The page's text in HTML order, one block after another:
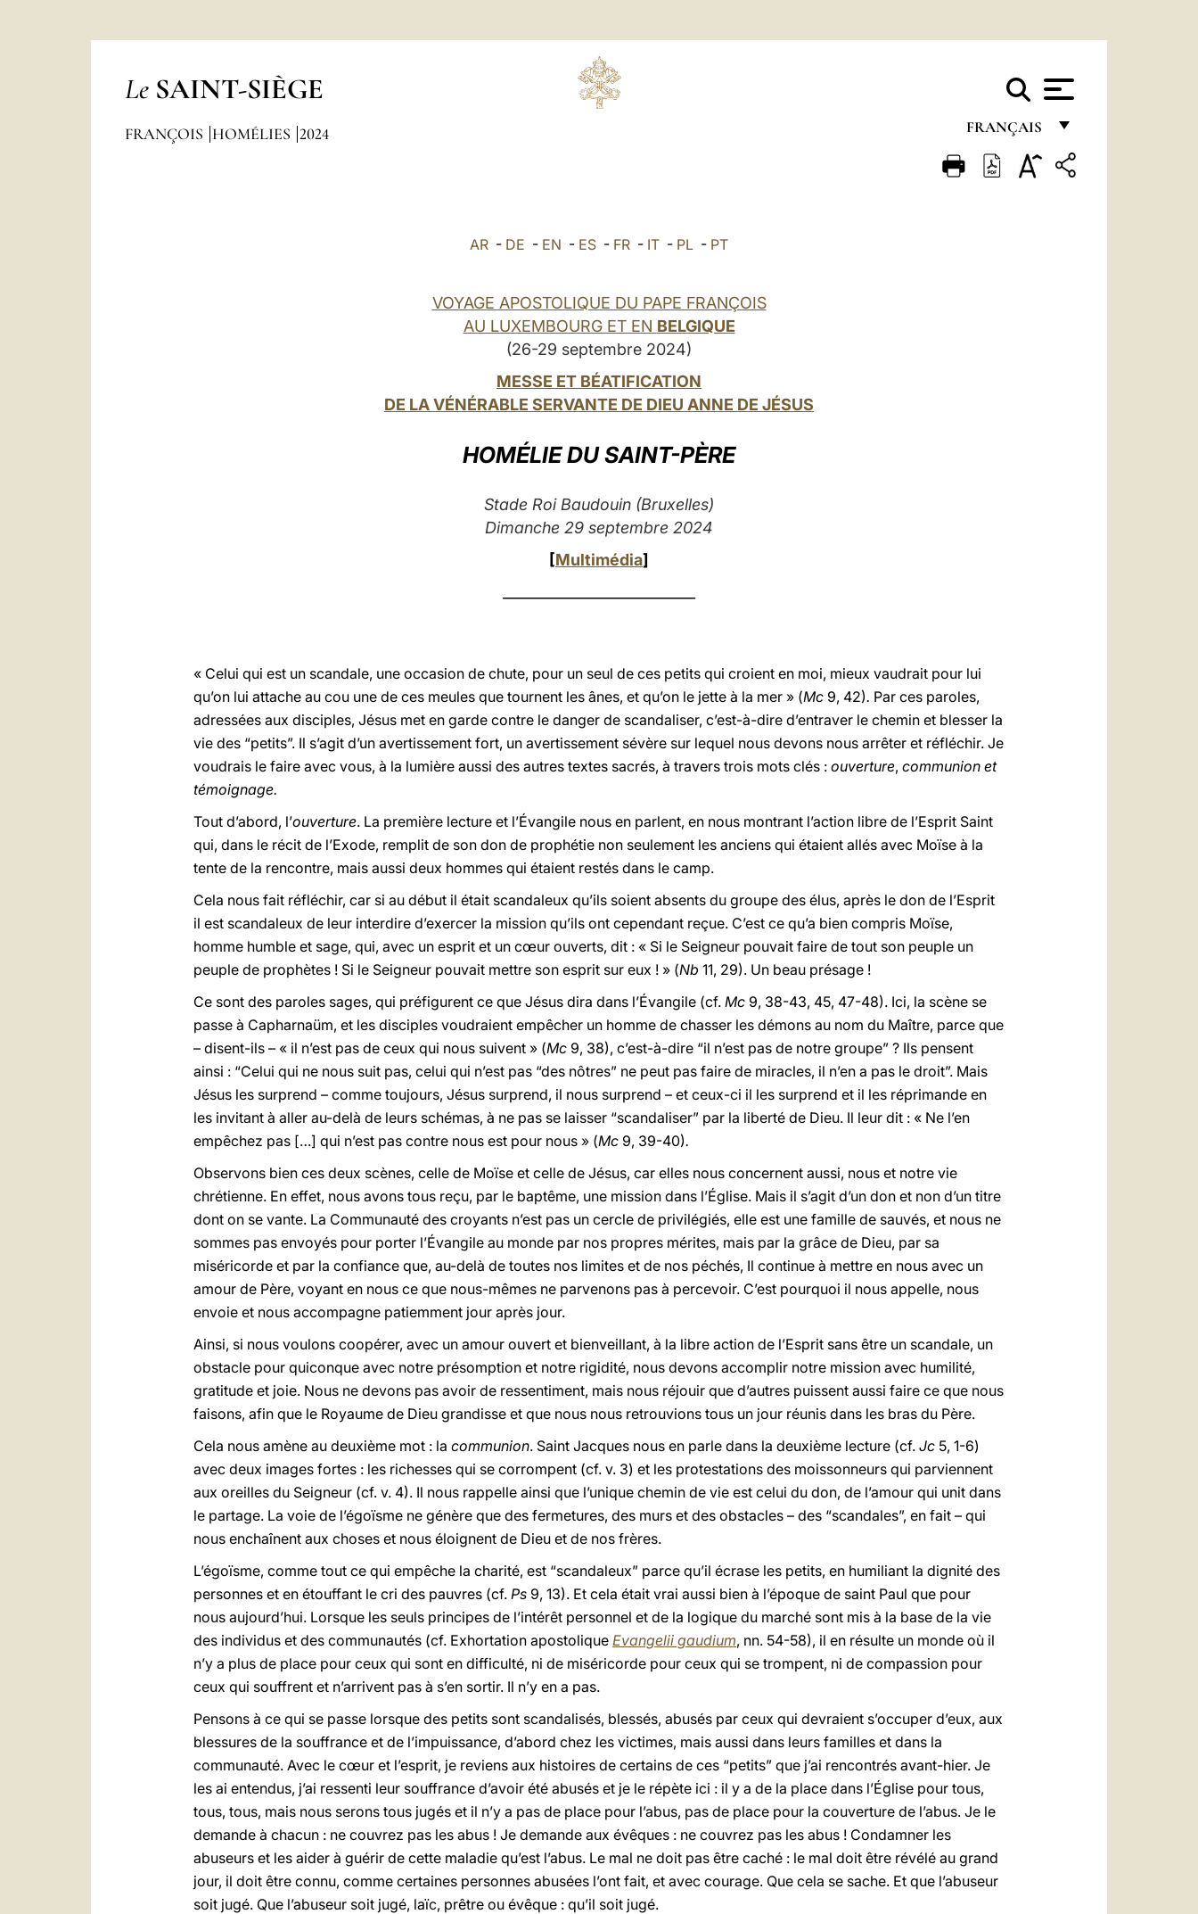
Le SAINT-SIÈGE
FRANÇAIS
FRANÇAIS
FRANÇOIS HOMÉLIES 2024
AR - DE - EN - ES - FR - IT - PL - PT
VOYAGE APOSTOLIQUE DU PAPE FRANÇOIS
AU LUXEMBOURG ET EN BELGIQUE
(26-29 septembre 2024)
MESSE ET BÉATIFICATION
DE LA VÉNÉRABLE SERVANTE DE DIEU ANNE DE JÉSUS
HOMÉLIE DU SAINT-PÈRE
Stade Roi Baudouin (Bruxelles)
Dimanche 29 septembre 2024
[Multimédia]
« Celui qui est un scandale, une occasion de chute, pour un seul de ces petits qui croient en moi, mieux vaudrait pour lui
qu’on lui attache au cou une de ces meules que tournent les ânes, et qu’on le jette à la mer » (Mc 9, 42). Par ces paroles,
adressées aux disciples, Jésus met en garde contre le danger de scandaliser, c’est-à-dire d’entraver le chemin et blesser la
vie des “petits”. Il s’agit d’un avertissement fort, un avertissement sévère sur lequel nous devons nous arrêter et réfléchir. Je
voudrais le faire avec vous, à la lumière aussi des autres textes sacrés, à travers trois mots clés : ouverture, communion et
témoignage.
Tout d’abord, l’ouverture. La première lecture et l’Évangile nous en parlent, en nous montrant l’action libre de l’Esprit Saint
qui, dans le récit de l’Exode, remplit de son don de prophétie non seulement les anciens qui étaient allés avec Moïse à la
tente de la rencontre, mais aussi deux hommes qui étaient restés dans le camp.
Cela nous fait réfléchir, car si au début il était scandaleux qu’ils soient absents du groupe des élus, après le don de l’Esprit
il est scandaleux de leur interdire d’exercer la mission qu’ils ont cependant reçue. C’est ce qu’a bien compris Moïse,
homme humble et sage, qui, avec un esprit et un cœur ouverts, dit : « Si le Seigneur pouvait faire de tout son peuple un
peuple de prophètes ! Si le Seigneur pouvait mettre son esprit sur eux ! » (Nb 11, 29). Un beau présage !
Ce sont des paroles sages, qui préfigurent ce que Jésus dira dans l’Évangile (cf. Mc 9, 38-43, 45, 47-48). Ici, la scène se
passe à Capharnaüm, et les disciples voudraient empêcher un homme de chasser les démons au nom du Maître, parce que
– disent-ils – « il n’est pas de ceux qui nous suivent » (Mc 9, 38), c’est-à-dire “il n’est pas de notre groupe” ? Ils pensent
ainsi : “Celui qui ne nous suit pas, celui qui n’est pas “des nôtres” ne peut pas faire de miracles, il n’en a pas le droit”. Mais
Jésus les surprend – comme toujours, Jésus surprend, il nous surprend – et ceux-ci il les surprend et il les réprimande en
les invitant à aller au-delà de leurs schémas, à ne pas se laisser “scandaliser” par la liberté de Dieu. Il leur dit : « Ne l’en
empêchez pas […] qui n’est pas contre nous est pour nous » (Mc 9, 39-40).
Observons bien ces deux scènes, celle de Moïse et celle de Jésus, car elles nous concernent aussi, nous et notre vie
chrétienne. En effet, nous avons tous reçu, par le baptême, une mission dans l’Église. Mais il s’agit d’un don et non d’un titre
dont on se vante. La Communauté des croyants n’est pas un cercle de privilégiés, elle est une famille de sauvés, et nous ne
sommes pas envoyés pour porter l’Évangile au monde par nos propres mérites, mais par la grâce de Dieu, par sa
miséricorde et par la confiance que, au-delà de toutes nos limites et de nos péchés, Il continue à mettre en nous avec un
amour de Père, voyant en nous ce que nous-mêmes ne parvenons pas à percevoir. C’est pourquoi il nous appelle, nous
envoie et nous accompagne patiemment jour après jour.
Ainsi, si nous voulons coopérer, avec un amour ouvert et bienveillant, à la libre action de l’Esprit sans être un scandale, un
obstacle pour quiconque avec notre présomption et notre rigidité, nous devons accomplir notre mission avec humilité,
gratitude et joie. Nous ne devons pas avoir de ressentiment, mais nous réjouir que d’autres puissent aussi faire ce que nous
faisons, afin que le Royaume de Dieu grandisse et que nous nous retrouvions tous un jour réunis dans les bras du Père.
Cela nous amène au deuxième mot : la communion. Saint Jacques nous en parle dans la deuxième lecture (cf. Jc 5, 1-6)
avec deux images fortes : les richesses qui se corrompent (cf. v. 3) et les protestations des moissonneurs qui parviennent
aux oreilles du Seigneur (cf. v. 4). Il nous rappelle ainsi que l’unique chemin de vie est celui du don, de l’amour qui unit dans
le partage. La voie de l’égoïsme ne génère que des fermetures, des murs et des obstacles – des “scandales”, en fait – qui
nous enchaînent aux choses et nous éloignent de Dieu et de nos frères.
L’égoïsme, comme tout ce qui empêche la charité, est “scandaleux” parce qu’il écrase les petits, en humiliant la dignité des
personnes et en étouffant le cri des pauvres (cf. Ps 9, 13). Et cela était vrai aussi bien à l’époque de saint Paul que pour
nous aujourd’hui. Lorsque les seuls principes de l’intérêt personnel et de la logique du marché sont mis à la base de la vie
des individus et des communautés (cf. Exhortation apostolique Evangelii gaudium, nn. 54-58), il en résulte un monde où il
n’y a plus de place pour ceux qui sont en difficulté, ni de miséricorde pour ceux qui se trompent, ni de compassion pour
ceux qui souffrent et n’arrivent pas à s’en sortir. Il n’y en a pas.
Pensons à ce qui se passe lorsque des petits sont scandalisés, blessés, abusés par ceux qui devraient s’occuper d’eux, aux
blessures de la souffrance et de l’impuissance, d’abord chez les victimes, mais aussi dans leurs familles et dans la
communauté. Avec le cœur et l’esprit, je reviens aux histoires de certains de ces “petits” que j’ai rencontrés avant-hier. Je
les ai entendus, j’ai ressenti leur souffrance d’avoir été abusés et je le répète ici : il y a de la place dans l’Église pour tous,
tous, tous, mais nous serons tous jugés et il n’y a pas de place pour l’abus, pas de place pour la couverture de l’abus. Je le
demande à chacun : ne couvrez pas les abus ! Je demande aux évêques : ne couvrez pas les abus ! Condamner les
abuseurs et les aider à guérir de cette maladie qu’est l’abus. Le mal ne doit pas être caché : le mal doit être révélé au grand
jour, il doit être connu, comme certaines personnes abusées l’ont fait, et avec courage. Que cela se sache. Et que l’abuseur
soit jugé. Que l’abuseur soit jugé, laïc, prêtre ou évêque : qu’il soit jugé.